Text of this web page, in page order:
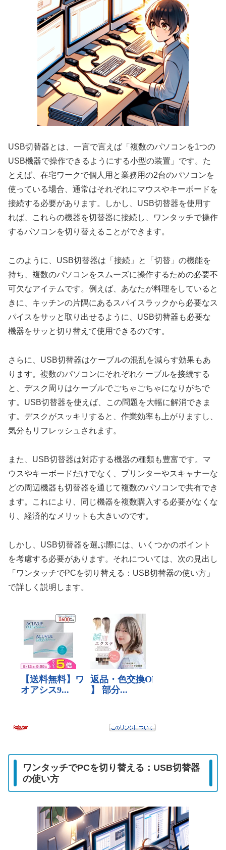
USB切替器とは、一言で言えば「複数のパソコンを1つの
USB機器で操作できるようにする小型の装置」です。た
とえば、在宅ワークで個人用と業務用の2台のパソコンを
使っている場合、通常はそれぞれにマウスやキーボードを
接続する必要があります。しかし、USB切替器を使用す
れば、これらの機器を切替器に接続し、ワンタッチで操作
するパソコンを切り替えることができます。
このように、USB切替器は「接続」と「切替」の機能を
持ち、複数のパソコンをスムーズに操作するための必要不
可欠なアイテムです。例えば、あなたが料理をしていると
きに、キッチンの片隅にあるスパイスラックから必要なス
パイスをサッと取り出せるように、USB切替器も必要な
機器をサッと切り替えて使用できるのです。
さらに、USB切替器はケーブルの混乱を減らす効果もあ
ります。複数のパソコンにそれぞれケーブルを接続する
と、デスク周りはケーブルでごちゃごちゃになりがちで
す。USB切替器を使えば、この問題を大幅に解消できま
す。デスクがスッキリすると、作業効率も上がりますし、
気分もリフレッシュされます。
また、USB切替器は対応する機器の種類も豊富です。マ
ウスやキーボードだけでなく、プリンターやスキャナーな
どの周辺機器も切替器を通じて複数のパソコンで共有でき
ます。これにより、同じ機器を複数購入する必要がなくな
り、経済的なメリットも大きいのです。
しかし、USB切替器を選ぶ際には、いくつかのポイント
を考慮する必要があります。それについては、次の見出し
「ワンタッチでPCを切り替える：USB切替器の使い方」
で詳しく説明します。
ワンタッチでPCを切り替える：USB切替器
の使い方